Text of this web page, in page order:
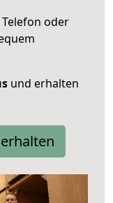
oder
und erhalten